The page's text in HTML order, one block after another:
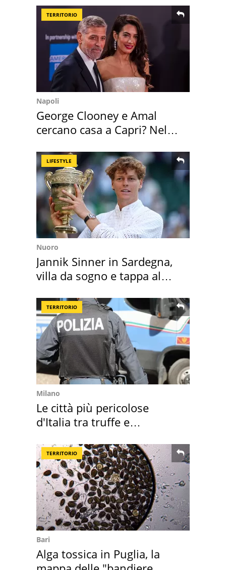
TERRITORIO
Napoli
George Clooney e Amal
cercano casa a Capri? Nel
LIFESTYLE
Nuoro
Jannik Sinner in Sardegna,
villa da sogno e tappa al
TERRITORIO
Milano
Le città più pericolose
d'Italia tra truffe e
TERRITORIO
Bari
Alga tossica in Puglia, la